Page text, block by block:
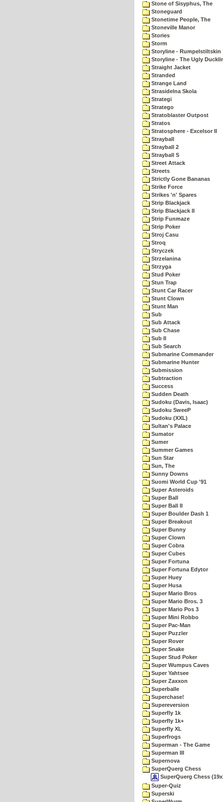
Stone of Sisyphus, The
Stoneguard
Stonetime People, The
Stoneville Manor
Stories
Storm
Storyline - Rumpelstiltskin
Storyline - The Ugly
Straight Jacket
Stranded
Strange Land
Strasidelna Skola
Strategi
Stratego
Stratoblaster Outpost
Stratos
Stratosphere - Excelsor II
Strayball
Strayball 2
Strayball S
Street Attack
Streets
Strictly Gone Bananas
Strike Force
Strikes 'n' Spares
Strip Blackjack
Strip Blackjack II
Strip Funmaze
Strip Poker
Stroj Casu
Stroq
Stryczek
Strzelanina
Strzyga
Stud Poker
Stun Trap
Stunt Car Racer
Stunt Clown
Stunt Man
Sub
Sub Attack
Sub Chase
Sub II
Sub Search
Submarine Commander
Submarine Hunter
Submission
Subtraction
Success
Sudden Death
Sudoku (Davis, Isaac)
Sudoku SweeP
Sudoku (XXL)
Sultan's Palace
Sumator
Sumer
Summer Games
Sun Star
Sun, The
Sunny Downs
Suomi World Cup '91
Super Asteroids
Super Ball
Super Ball II
Super Boulder Dash 1
Super Breakout
Super Bunny
Super Clown
Super Cobra
Super Cubes
Super Fortuna
Super Fortuna Edytor
Super Huey
Super Husa
Super Mario Bros
Super Mario Bros. 3
Super Mario Pos 3
Super Mini Robbo
Super Pac-Man
Super Puzzler
Super Rover
Super Snake
Super Stud Poker
Super Wumpus Caves
Super Yahtsee
Super Zaxxon
Superballe
Superchase!
Supereversion
Superfly 1k
Superfly 1k+
Superfly XL
Superfrogs
Superman - The Game
Superman III
Supernova
SuperQuerg Chess
SuperQuerg Chess
Super-Quiz
Superski